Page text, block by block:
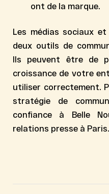
ont de la marque.
Les médias sociaux
deux outils de
Ils peuvent être de
croissance de votre
utiliser correctement.
stratégie de
confiance à Belle
relations presse à Paris.